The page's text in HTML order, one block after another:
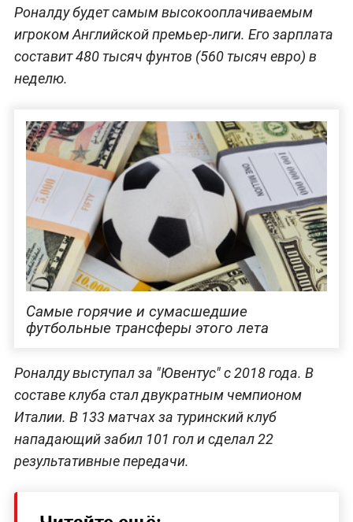
Роналду будет самым высокооплачиваемым
игроком Английской премьер-лиги. Его зарплата
составит 480 тысяч фунтов (560 тысяч евро) в
неделю.
Самые горячие и сумасшедшие
футбольные трансферы этого лета
Роналду выступал за "Ювентус" с 2018 года. В
составе клуба стал двукратным чемпионом
Италии. В 133 матчах за туринский клуб
нападающий забил 101 гол и сделал 22
результативные передачи.